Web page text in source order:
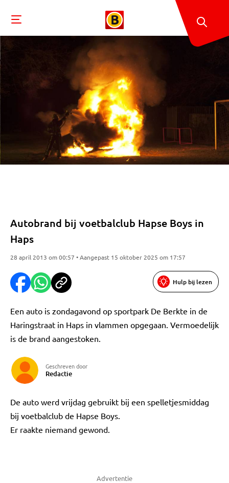
Autobrand bij voetbalclub Hapse Boys in
Haps
28 april 2013 om 00:57 • Aangepast 15 oktober 2025 om 17:57
Hulp bij lezen
Een auto is zondagavond op sportpark De Berkte in de
Haringstraat in Haps in vlammen opgegaan. Vermoedelijk
is de brand aangestoken.
Geschreven door
Redactie
De auto werd vrijdag gebruikt bij een spelletjesmiddag
bij voetbalclub de Hapse Boys.
Er raakte niemand gewond.
Advertentie